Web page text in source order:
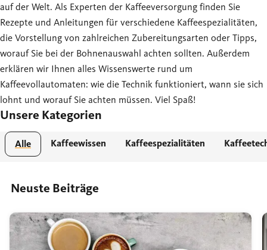
auf der Welt. Als Experten der Kaffeeversorgung finden Sie
Rezepte und Anleitungen für verschiedene Kaffeespezialitäten,
die Vorstellung von zahlreichen Zubereitungsarten oder Tipps,
worauf Sie bei der Bohnenauswahl achten sollten. Außerdem
erklären wir Ihnen alles Wissenswerte rund um
Kaffeevollautomaten: wie die Technik funktioniert, wann sie sich
lohnt und worauf Sie achten müssen. Viel Spaß!
Unsere Kategorien
Alle Kaffeewissen Kaffeespezialitäten
Neuste Beiträge